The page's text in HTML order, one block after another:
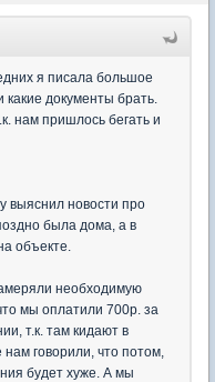
я писала большое
какие документы брать.
нам пришлось бегать и
выяснил новости про
была дома, а в
объекте.
необходимую
мы оплатили 700р. за
т.к. там кидают в
говорили, что потом,
будет хуже. А мы